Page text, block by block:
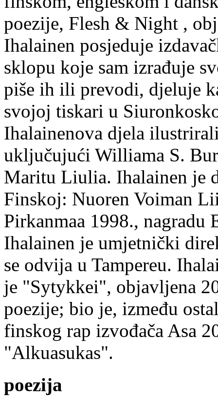
poezije, Flesh & Night ,
Ihalainen posjeduje
sklopu koje sam izrađuje
piše ih ili prevodi, djeluje
svojoj tiskari u
Ihalainenova djela
uključujući Williama S.
Maritu Liulia. Ihalainen je
Finskoj: Nuoren Voiman
Pirkanmaa 1998.,
Ihalainen je umjetnički
se odvija u Tampereu.
je "Sytykkei", objavljena
poezije; bio je, između
finskog rap izvođača Asa
"Alkuasukas".
poezija